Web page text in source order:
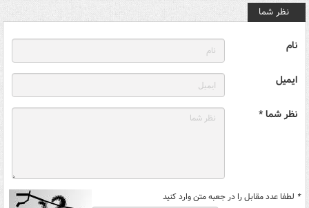
نظر شما
نام
ایمیل
نظر شما *
* لطفا عدد مقابل را در جعبه متن وارد کنید